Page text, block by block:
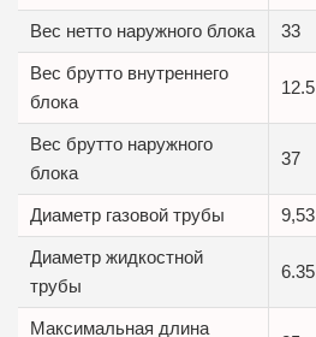
Вес нетто наружного блока 33
Вес брутто внутреннего
блока
12.5
Вес брутто наружного
блока
37
Диаметр газовой трубы 9,53
Диаметр жидкостной
трубы
6.35
Максимальная длина